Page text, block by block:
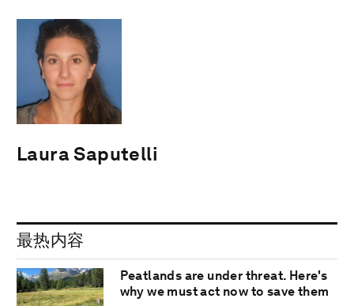
Laura Saputelli
最热内容
Peatlands are under threat. Here's
why we must act now to save them